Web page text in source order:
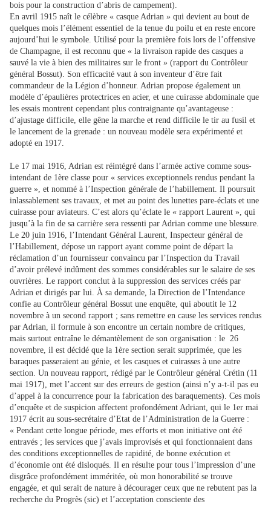
bois pour la construction d’abris de campement).
En avril 1915 naît le célèbre « casque Adrian » qui devient au bout de
quelques mois l’élément essentiel de la tenue du poilu et en reste encore
aujourd’hui le symbole. Utilisé pour la première fois lors de l’offensive
de Champagne, il est reconnu que « la livraison rapide des casques a
sauvé la vie à bien des militaires sur le front » (rapport du Contrôleur
général Bossut). Son efficacité vaut à son inventeur d’être fait
commandeur de la Légion d’honneur. Adrian propose également un
modèle d’épaulières protectrices en acier, et une cuirasse abdominale que
les essais montrent cependant plus contraignante qu’avantageuse :
d’ajustage difficile, elle gêne la marche et rend difficile le tir au fusil et
le lancement de la grenade : un nouveau modèle sera expérimenté et
adopté en 1917.
Le 17 mai 1916, Adrian est réintégré dans l’armée active comme sous-
intendant de 1ère classe pour « services exceptionnels rendus pendant la
guerre », et nommé à l’Inspection générale de l’habillement. Il poursuit
inlassablement ses travaux, et met au point des lunettes pare-éclats et une
cuirasse pour aviateurs. C’est alors qu’éclate le « rapport Laurent », qui
jusqu’à la fin de sa carrière sera ressenti par Adrian comme une blessure.
Le 20 juin 1916, l’Intendant Général Laurent, Inspecteur général de
l’Habillement, dépose un rapport ayant comme point de départ la
réclamation d’un fournisseur convaincu par l’Inspection du Travail
d’avoir prélevé indûment des sommes considérables sur le salaire de ses
ouvrières. Le rapport conclut à la suppression des services créés par
Adrian et dirigés par lui. À sa demande, la Direction de l’Intendance
confie au Contrôleur général Bossut une enquête, qui aboutit le 12
novembre à un second rapport ; sans remettre en cause les services rendus
par Adrian, il formule à son encontre un certain nombre de critiques,
mais surtout entraîne le démantèlement de son organisation : le 26
novembre, il est décidé que la 1ère section serait supprimée, que les
baraques passeraient au génie, et les casques et cuirasses à une autre
section. Un nouveau rapport, rédigé par le Contrôleur général Crétin (11
mai 1917), met l’accent sur des erreurs de gestion (ainsi n’y a-t-il pas eu
d’appel à la concurrence pour la fabrication des baraquements). Ces mois
d’enquête et de suspicion affectent profondément Adriant, qui le 1er mai
1917 écrit au sous-secrétaire d’Etat de l’Administration de la Guerre :
« Pendant cette longue période, mes efforts et mon initiative ont été
entravés ; les services que j’avais improvisés et qui fonctionnaient dans
des conditions exceptionnelles de rapidité, de bonne exécution et
d’économie ont été disloqués. Il en résulte pour tous l’impression d’une
disgrâce profondément imméritée, où mon honorabilité se trouve
engagée, et qui serait de nature à décourager ceux que ne rebutent pas la
recherche du Progrès (sic) et l’acceptation consciente des